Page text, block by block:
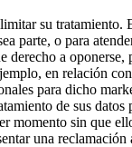
su
parte, o para
a
en relación
para dicho
de sus
momento sin que
una